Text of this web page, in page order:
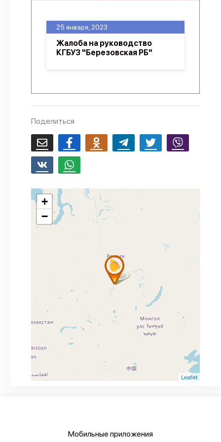
Политика конфиденциальности
25 января, 2023
Жалоба на руководство
КГБУЗ "Березовская РБ"
Поделиться
+
−
Leaflet
Мобильные приложения